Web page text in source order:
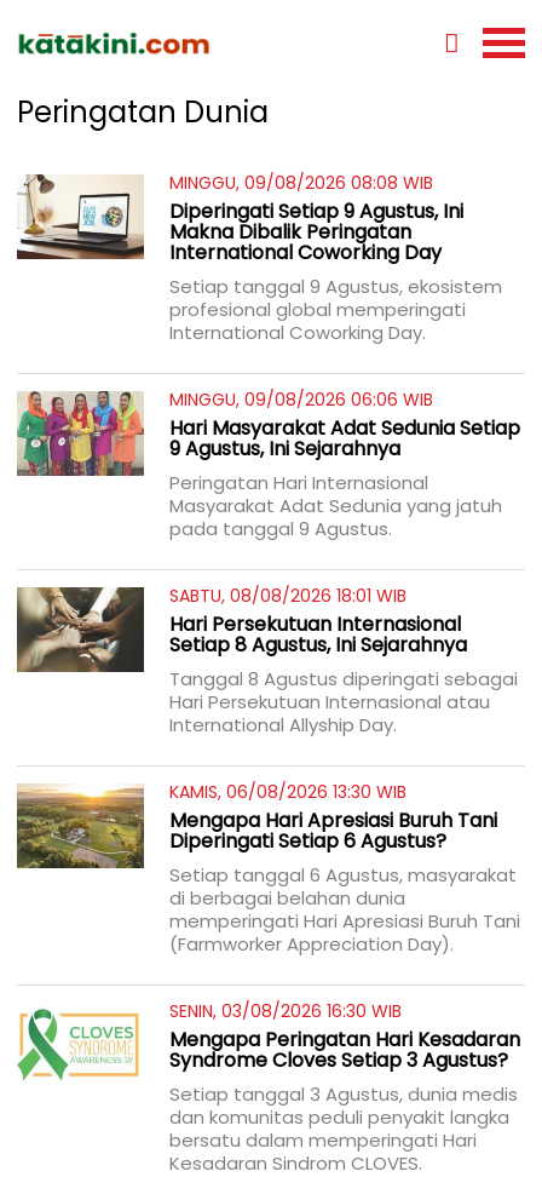
Peringatan Dunia
MINGGU, 09/08/2026 08:08 WIB
Diperingati Setiap 9 Agustus, Ini
Makna Dibalik Peringatan
International Coworking Day
Setiap tanggal 9 Agustus, ekosistem
profesional global memperingati
International Coworking Day.
MINGGU, 09/08/2026 06:06 WIB
Hari Masyarakat Adat Sedunia Setiap
9 Agustus, Ini Sejarahnya
Peringatan Hari Internasional
Masyarakat Adat Sedunia yang jatuh
pada tanggal 9 Agustus.
SABTU, 08/08/2026 18:01 WIB
Hari Persekutuan Internasional
Setiap 8 Agustus, Ini Sejarahnya
Tanggal 8 Agustus diperingati sebagai
Hari Persekutuan Internasional atau
International Allyship Day.
KAMIS, 06/08/2026 13:30 WIB
Mengapa Hari Apresiasi Buruh Tani
Diperingati Setiap 6 Agustus?
Setiap tanggal 6 Agustus, masyarakat
di berbagai belahan dunia
memperingati Hari Apresiasi Buruh Tani
(Farmworker Appreciation Day).
SENIN, 03/08/2026 16:30 WIB
Mengapa Peringatan Hari Kesadaran
Syndrome Cloves Setiap 3 Agustus?
Setiap tanggal 3 Agustus, dunia medis
dan komunitas peduli penyakit langka
bersatu dalam memperingati Hari
Kesadaran Sindrom CLOVES.